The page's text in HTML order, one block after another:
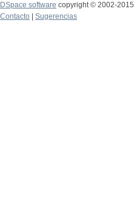
DSpace software copyright © 2002-2015
Contacto
Sugerencias